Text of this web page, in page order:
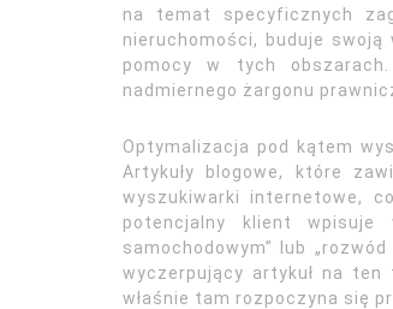
na temat specyficznych
nieruchomości, buduje
pomocy w tych
nadmiernego żargonu
Optymalizacja pod kątem
Artykuły blogowe, które
wyszukiwarki internetowe,
potencjalny klient wpisuje
samochodowym” lub
wyczerpujący artykuł na
właśnie tam rozpoczyna się